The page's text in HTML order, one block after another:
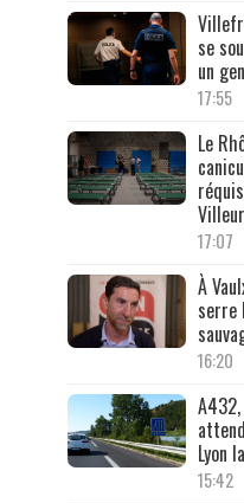
se
un
17:55
Le
17:07
À
serre
16:20
Lyon
15:42